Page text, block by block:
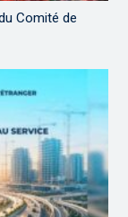
Comité de